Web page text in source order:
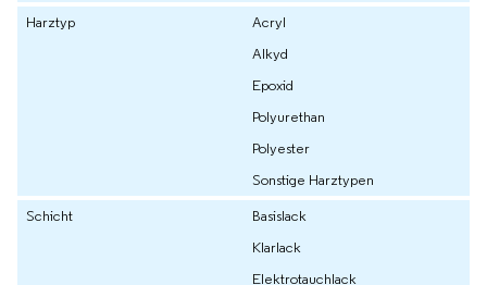
Harztyp
Acryl
Alkyd
Epoxid
Polyurethan
Polyester
Sonstige Harztypen
Schicht
Basislack
Klarlack
Elektrotauchlack